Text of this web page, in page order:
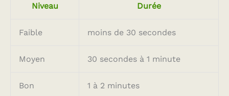
Niveau Durée
Faible moins de 30 secondes
Moyen 30 secondes à 1 minute
Bon 1 à 2 minutes